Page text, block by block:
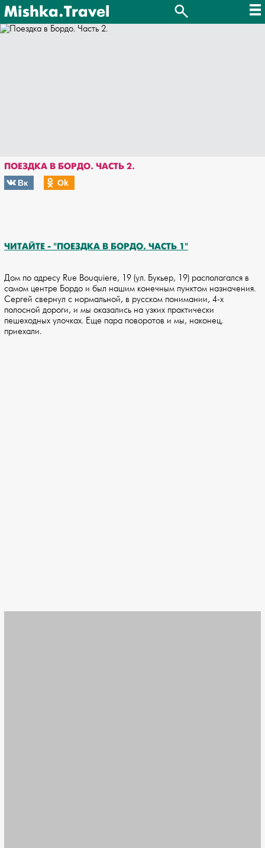
Mishka.Travel
ПОЕЗДКА В БОРДО. ЧАСТЬ 2.
Вк
Оk
ЧИТАЙТЕ - "ПОЕЗДКА В БОРДО. ЧАСТЬ 1"
Дом по адресу Rue Bouquiere, 19 (ул. Букьер, 19) располагался в
самом центре Бордо и был нашим конечным пунктом назначения.
Сергей свернул с нормальной, в русском понимании, 4-х
полосной дороги, и мы оказались на узких практически
пешеходных улочках. Еще пара поворотов и мы, наконец,
приехали.